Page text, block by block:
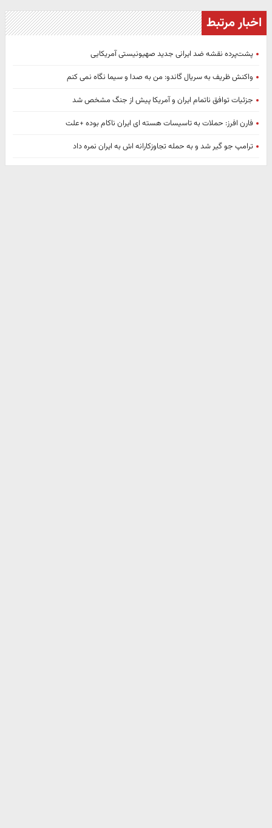
اخبار مرتبط
پشت‌پرده نقشه ضد ایرانی جدید صهیونیستی آمریکایی
واکنش ظریف به سریال گاندو: من به صدا و سیما نگاه نمی کنم
جزئیات توافق ناتمام ایران و آمریکا پیش از جنگ مشخص شد
فارن افرز: حملات به تاسیسات هسته ای ایران ناکام بوده +علت
ترامپ جو گیر شد و به حمله تجاوزکارانه اش به ایران نمره داد